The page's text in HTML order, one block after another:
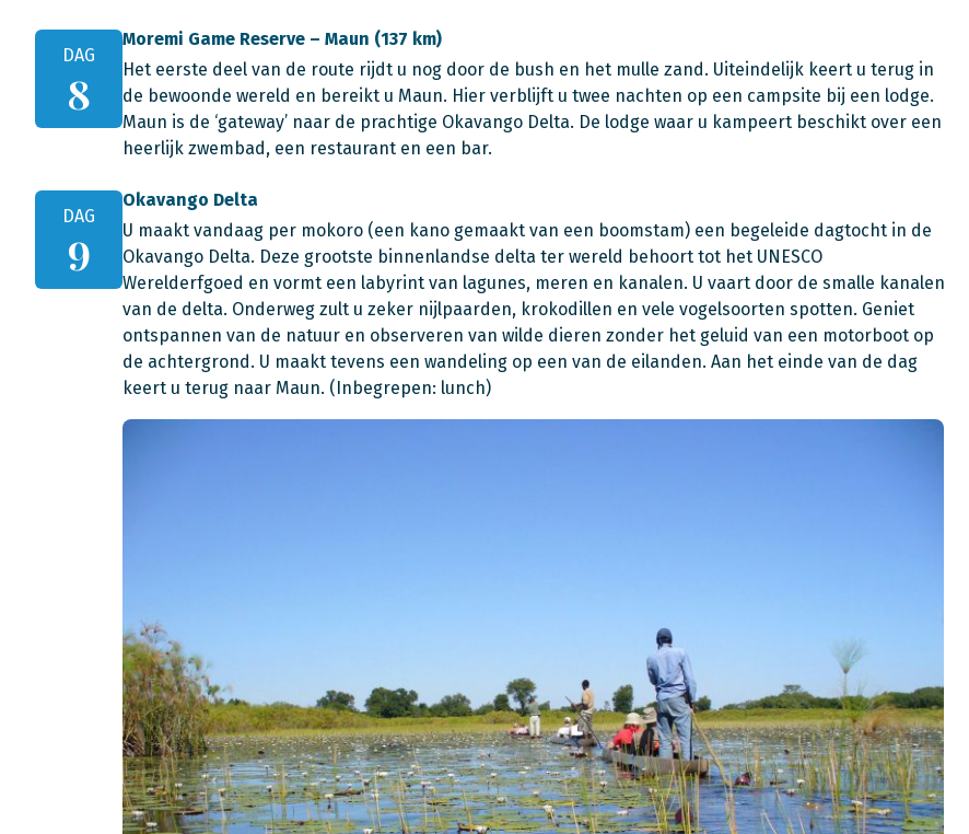
DAG
8
Moremi Game Reserve – Maun (137 km)
Het eerste deel van de route rijdt u nog door de bush en het mulle zand. Uiteindelijk keert u terug in
de bewoonde wereld en bereikt u Maun. Hier verblijft u twee nachten op een campsite bij een lodge.
Maun is de ‘gateway’ naar de prachtige Okavango Delta. De lodge waar u kampeert beschikt over een
heerlijk zwembad, een restaurant en een bar.
DAG
9
Okavango Delta
U maakt vandaag per mokoro (een kano gemaakt van een boomstam) een begeleide dagtocht in de
Okavango Delta. Deze grootste binnenlandse delta ter wereld behoort tot het UNESCO
Werelderfgoed en vormt een labyrint van lagunes, meren en kanalen. U vaart door de smalle kanalen
van de delta. Onderweg zult u zeker nijlpaarden, krokodillen en vele vogelsoorten spotten. Geniet
ontspannen van de natuur en observeren van wilde dieren zonder het geluid van een motorboot op
de achtergrond. U maakt tevens een wandeling op een van de eilanden. Aan het einde van de dag
keert u terug naar Maun. (Inbegrepen: lunch)